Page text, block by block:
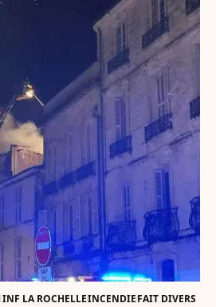
INF LA ROCHELLEINCENDIEFAIT DIVERS